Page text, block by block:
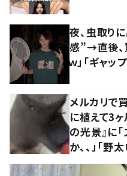
夜、虫取り
感”→直後、
ｗ」「ギャッ
メルカリで
に植えて3
の光景』に
か、、」「野